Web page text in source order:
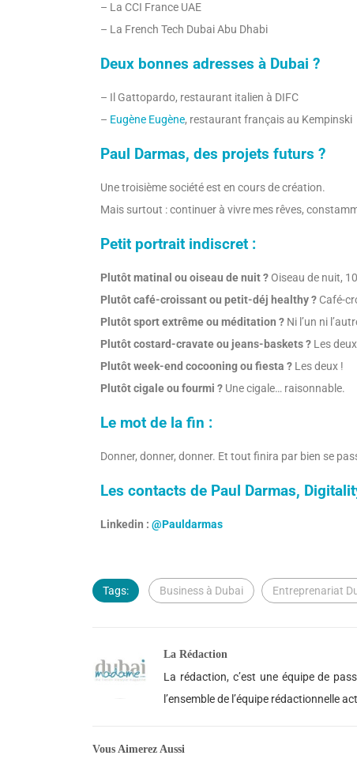
– La CCI France UAE
– La French Tech Dubai Abu Dhabi
Deux bonnes adresses à Dubai ?
– Il Gattopardo, restaurant italien à DIFC
– Eugène Eugène, restaurant français au Kempinski
Paul Darmas, des projets futurs ?
Une troisième société est en cours de création.
Mais surtout : continuer à vivre mes rêves,
Petit portrait indiscret :
Plutôt matinal ou oiseau de nuit ? Oiseau de nuit,
Plutôt café-croissant ou petit-déj healthy ? Café-
Plutôt sport extrême ou méditation ? Ni l’un ni
Plutôt costard-cravate ou jeans-baskets ? Les
Plutôt week-end cocooning ou fiesta ? Les deux !
Plutôt cigale ou fourmi ? Une cigale… raisonnable.
Le mot de la fin :
Donner, donner, donner. Et tout finira par bien se
Les contacts de Paul Darmas,
Linkedin : @Pauldarmas
Tags: Business à Dubai Entreprenariat
La Rédaction
La rédaction, c’est une équipe de
l’ensemble de l’équipe rédactionnelle
Vous Aimerez Aussi